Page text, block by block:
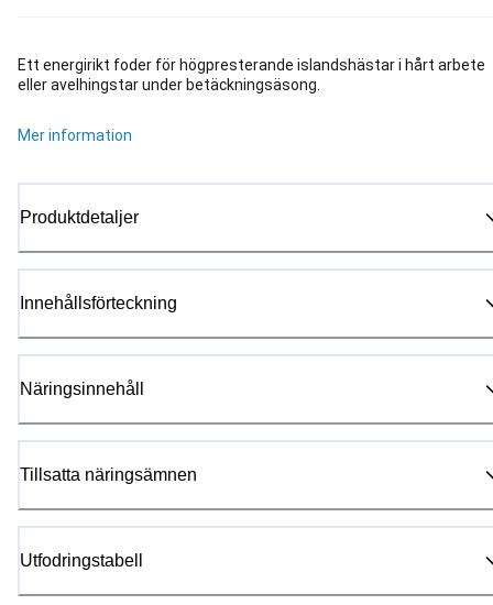
Ett energirikt foder för högpresterande islandshästar i hårt arbete
eller avelhingstar under betäckningsäsong.
Mer information
Produktdetaljer
Innehållsförteckning
Näringsinnehåll
Tillsatta näringsämnen
Utfodringstabell